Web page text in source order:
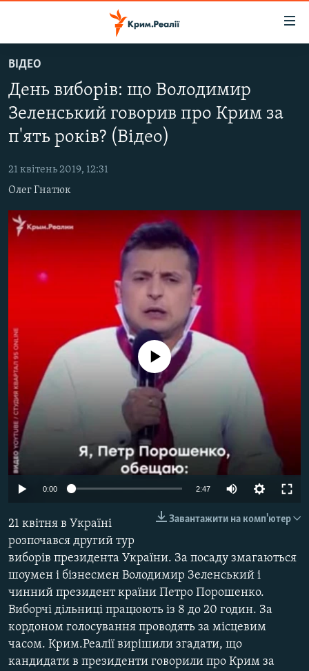
до
основного
матеріалу
до
навігації
Перейти
до
пошуку
НОВИНИ
ВОДА.КРИМ
ВІДЕО ТА ФОТО
ПОЛІТИКА
БЛОГИ
ПОГЛЯД
ІНТЕРВ'Ю
СПЕЦПРОЕКТИ
ВІДЕОУРОКИ «ELIFBE»
СВІДЧЕННЯ ОКУПАЦІЇ
УКРАЇНСЬКА ПРОБЛЕМА КРИМУ
ІНФОГРАФІКА
ЯК ОБІЙТИ БЛОКУВАННЯ
Русский
Qırımtatar
ДОЛУЧАЙСЯ!
Усі сайти RFE/RL
ВІДЕО
День виборів: що Володимир
Зеленський говорив про Крим за
п'ять років? (Відео)
21 квітень 2019, 12:31
Олег Гнатюк
No media source currently available
0:00 2:47
Завантажити на комп'ютер
21 квітня в Україні
розпочався другий тур
виборів президента України. За посаду змагаються
шоумен і бізнесмен Володимир Зеленський і
чинний президент країни Петро Порошенко.
Виборчі дільниці працюють із 8 до 20 годин. За
кордоном голосування проводять за місцевим
часом. Крим.Реалії вирішили згадати, що
кандидати в президенти говорили про Крим за